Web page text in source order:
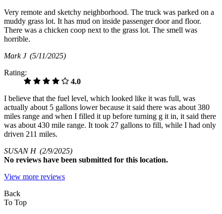
Very remote and sketchy neighborhood. The truck was parked on a
muddy grass lot. It has mud on inside passenger door and floor.
There was a chicken coop next to the grass lot. The smell was
horrible.
Mark J (5/11/2025)
Rating:
4.0
I believe that the fuel level, which looked like it was full, was
actually about 5 gallons lower because it said there was about 380
miles range and when I filled it up before turning g it in, it said there
was about 430 mile range. It took 27 gallons to fill, while I had only
driven 211 miles.
SUSAN H (2/9/2025)
No reviews have been submitted for this location.
View more reviews
Back
To Top